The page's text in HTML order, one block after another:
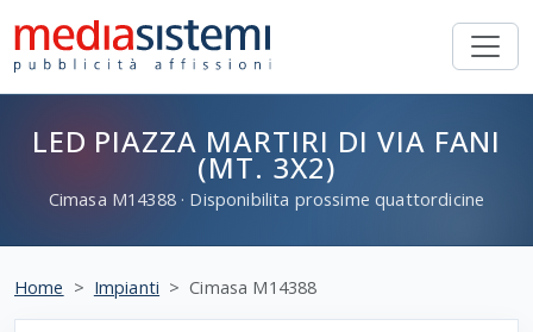
LED PIAZZA MARTIRI DI VIA FANI
(MT. 3X2)
Cimasa M14388· Disponibilita prossime quattordicine
Home Impianti Cimasa M14388